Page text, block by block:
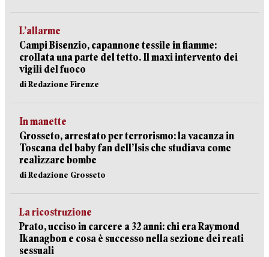
L’allarme
Campi Bisenzio, capannone tessile in fiamme:
crollata una parte del tetto. Il maxi intervento dei
vigili del fuoco
di Redazione Firenze
In manette
Grosseto, arrestato per terrorismo: la vacanza in
Toscana del baby fan dell’Isis che studiava come
realizzare bombe
di Redazione Grosseto
La ricostruzione
Prato, ucciso in carcere a 32 anni: chi era Raymond
Ikanagbon e cosa è successo nella sezione dei reati
sessuali